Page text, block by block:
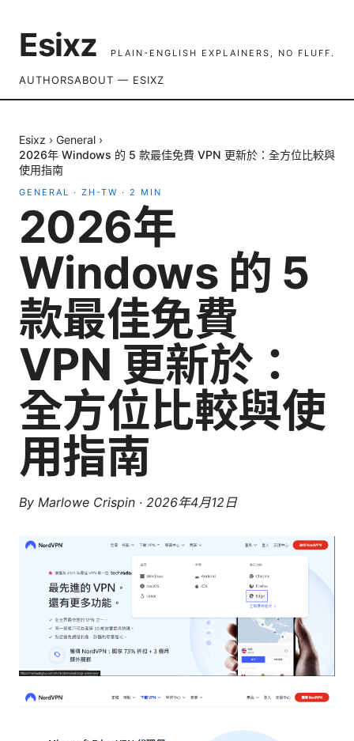
Esixz PLAIN-ENGLISH EXPLAINERS, NO FLUFF.
AUTHORSABOUT — ESIXZ
Esixz › General ›
2026年 Windows 的 5 款最佳免費 VPN 更新於：全方位比較與
使用指南
GENERAL · ZH-TW · 2 MIN
2026年
Windows 的 5
款最佳免費
VPN 更新於：
全方位比較與使
用指南
By Marlowe Crispin · 2026年4月12日